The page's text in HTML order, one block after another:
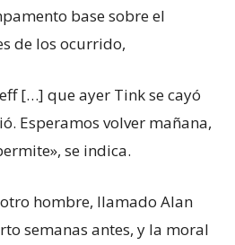
base sobre el
de los ocurrido,
[…] que ayer Tink se cayó
Esperamos volver mañana,
se indica.
hombre, llamado Alan
semanas antes, y la moral